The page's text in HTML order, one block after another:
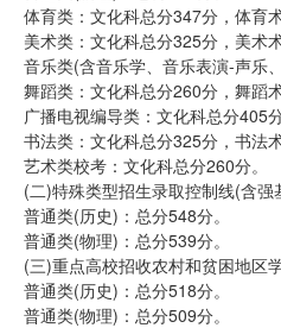
体育类：文化科总分347分，体育
美术类：文化科总分325分，美术
音乐类(含音乐学、音乐表演-声乐
舞蹈类：文化科总分260分，舞蹈
广播电视编导类：文化科总分405
书法类：文化科总分325分，书法
艺术类校考：文化科总分260分。
(二)特殊类型招生录取控制线(含
普通类(历史)：总分548分。
普通类(物理)：总分539分。
(三)重点高校招收农村和贫困地区
普通类(历史)：总分518分。
普通类(物理)：总分509分。